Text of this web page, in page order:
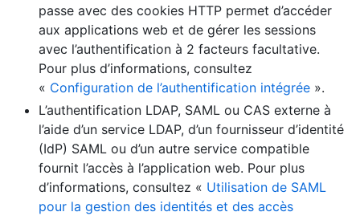
passe avec des cookies HTTP permet d’accéder
aux applications web et de gérer les sessions
avec l’authentification à 2 facteurs facultative.
Pour plus d’informations, consultez
« Configuration de l’authentification intégrée ».
L’authentification LDAP, SAML ou CAS externe à
l’aide d’un service LDAP, d’un fournisseur d’identité
(IdP) SAML ou d’un autre service compatible
fournit l’accès à l’application web. Pour plus
d’informations, consultez « Utilisation de SAML
pour la gestion des identités et des accès